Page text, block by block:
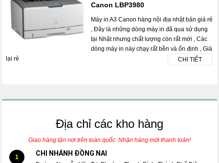
Canon LBP3980
Máy in A3 Canon hàng nội địa nhật bản giá rẻ
, Đây là những dòng máy in đã qua sử dụng
tại Nhật nhưng chất lượng còn rất mới , Các
dòng máy in này chạy rất bền và ổn định , Giá
lại rẻ
CHI TIẾT
Địa chỉ các kho hàng
Giao hàng tận nơi trên toàn quốc. Nhận hàng mới thanh toán!
1 CHI NHÁNH ĐỒNG NAI